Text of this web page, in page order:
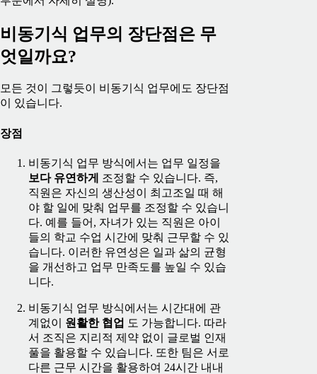
비동기식 업무의 장단점은 무
엇일까요?
모든 것이 그렇듯이 비동기식 업무에도 장단점
이 있습니다.
장점
비동기식 업무 방식에서는 업무 일정을
보다 유연하게
조정할 수 있습니다. 즉,
직원은 자신의 생산성이 최고조일 때 해
야 할 일에 맞춰 업무를 조정할 수 있습니
다. 예를 들어, 자녀가 있는 직원은 아이
들의 학교 수업 시간에 맞춰 근무할 수 있
습니다. 이러한 유연성은 일과 삶의 균형
을 개선하고 업무 만족도를 높일 수 있습
니다.
비동기식 업무 방식에서는 시간대에 관
계없이 원활한 협업 도 가능합니다. 따라
서 조직은 지리적 제약 없이 글로벌 인재
풀을 활용할 수 있습니다. 또한 팀은 서로
다른 근무 시간을 활용하여 24시간 내내